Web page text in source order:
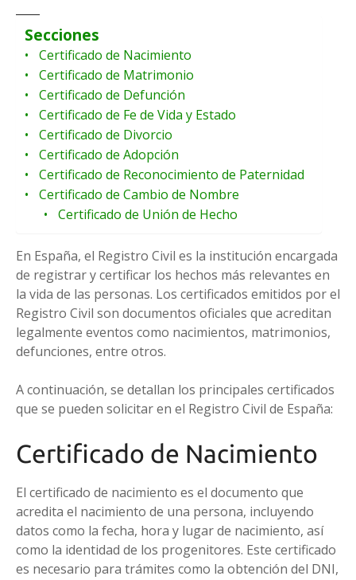
Secciones
Certificado de Nacimiento
Certificado de Matrimonio
Certificado de Defunción
Certificado de Fe de Vida y Estado
Certificado de Divorcio
Certificado de Adopción
Certificado de Reconocimiento de Paternidad
Certificado de Cambio de Nombre
Certificado de Unión de Hecho
En España, el Registro Civil es la institución encargada
de registrar y certificar los hechos más relevantes en
la vida de las personas. Los certificados emitidos por el
Registro Civil son documentos oficiales que acreditan
legalmente eventos como nacimientos, matrimonios,
defunciones, entre otros.
A continuación, se detallan los principales certificados
que se pueden solicitar en el Registro Civil de España:
Certificado de Nacimiento
El certificado de nacimiento es el documento que
acredita el nacimiento de una persona, incluyendo
datos como la fecha, hora y lugar de nacimiento, así
como la identidad de los progenitores. Este certificado
es necesario para trámites como la obtención del DNI,